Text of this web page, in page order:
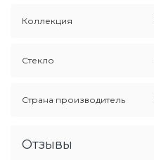
Коллекция
Стекло
Страна производитель
Отзывы